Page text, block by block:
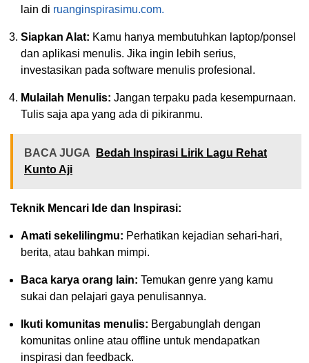
lain di ruanginspirasimu.com.
Siapkan Alat: Kamu hanya membutuhkan laptop/ponsel
dan aplikasi menulis. Jika ingin lebih serius,
investasikan pada software menulis profesional.
Mulailah Menulis: Jangan terpaku pada kesempurnaan.
Tulis saja apa yang ada di pikiranmu.
BACA JUGA
Bedah Inspirasi Lirik Lagu Rehat
Kunto Aji
Teknik Mencari Ide dan Inspirasi:
Amati sekelilingmu: Perhatikan kejadian sehari-hari,
berita, atau bahkan mimpi.
Baca karya orang lain: Temukan genre yang kamu
sukai dan pelajari gaya penulisannya.
Ikuti komunitas menulis: Bergabunglah dengan
komunitas online atau offline untuk mendapatkan
inspirasi dan feedback.